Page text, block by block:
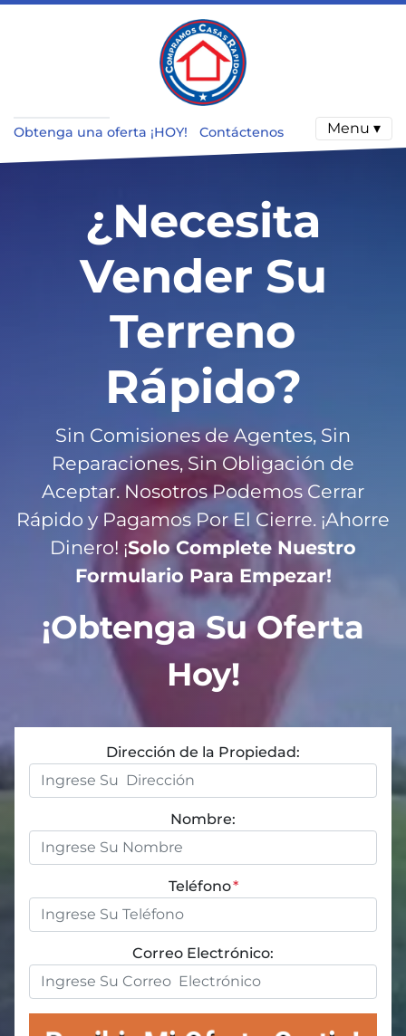
Obtenga una oferta ¡HOY! Contáctenos Menu ▾
¿Necesita
Vender Su
Terreno
Rápido?
Sin Comisiones de Agentes, Sin
Reparaciones, Sin Obligación de
Aceptar. Nosotros Podemos Cerrar
Rápido y Pagamos Por El Cierre. ¡Ahorre
Dinero! ¡Solo Complete Nuestro
Formulario Para Empezar!
¡Obtenga Su Oferta
Hoy!
Dirección de la Propiedad:
Nombre:
Teléfono*
Correo Electrónico: